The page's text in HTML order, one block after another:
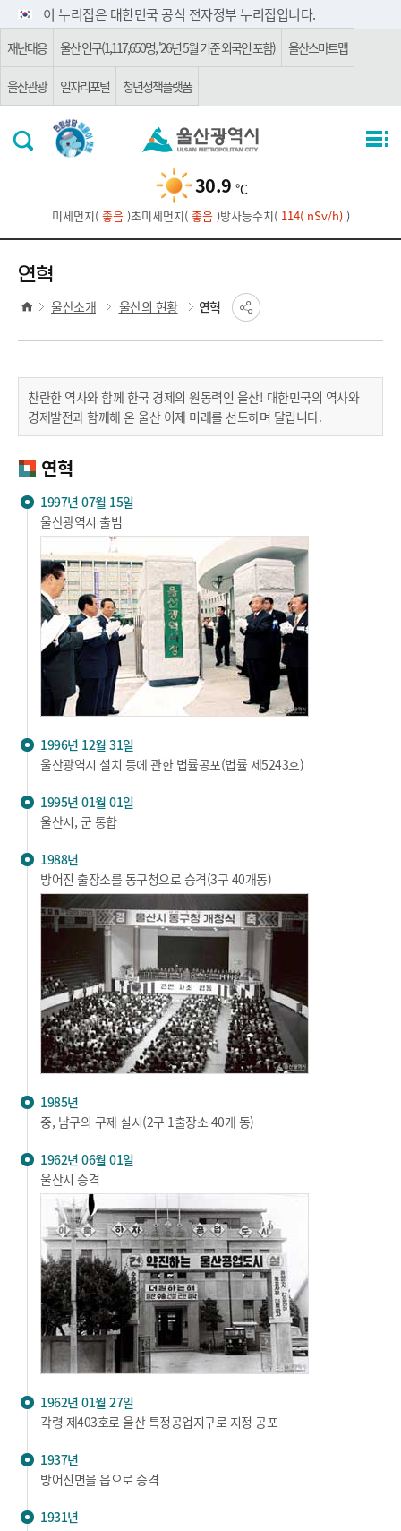
주요 메뉴로 건너뛰기
본문으로가기이 누리집은 대한민국 공식 전자정부 누리집입니다.
재난대응 울산 인구(1,117,650명, '26년 5월 기준 외국인 포함) 울산스마트맵
울산관광 일자리포털 청년정책플랫폼
30.9 ℃
미세먼지( 좋음)초미세먼지( 좋음)방사능수치(114( nSv/h) )
연혁
울산소개 울산의 현황 연혁
찬란한 역사와 함께 한국 경제의 원동력인 울산! 대한민국의 역사와
경제발전과 함께해 온 울산 이제 미래를 선도하며 달립니다.
연혁
1997년 07월 15일
울산광역시 출범
1996년 12월 31일
울산광역시 설치 등에 관한 법률공포(법률 제5243호)
1995년 01월 01일
울산시, 군 통합
1988년
방어진 출장소를 동구청으로 승격(3구 40개동)
1985년
중, 남구의 구제 실시(2구 1출장소 40개 동)
1962년 06월 01일
울산시 승격
1962년 01월 27일
각령 제403호로 울산 특정공업지구로 지정 공포
1937년
방어진면을 읍으로 승격
1931년